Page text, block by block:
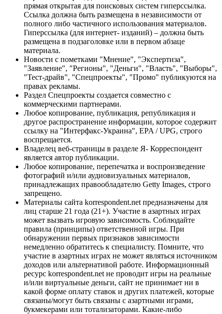
прямая открытая для поисковых систем гиперссылка.
Ссылка должна быть размещена в независимости от
полного либо частичного использования материалов.
Гиперссылка (для интернет- изданий) – должна быть
размещена в подзаголовке или в первом абзаце
материала.
Новости с пометками "Мнение", "Экспертиза",
"Заявление", "Регионы", "Деньги", "Власть", "Выборы",
"Тест-драйв", "Спецпроекты", "Промо" публикуются на
правах рекламы.
Раздел Спецпроекты создается совместно с
коммерческими партнерами.
Любое копирование, публикация, републикация и
другое распространение информации, которое содержит
ссылку на "Интерфакс-Украина", EPA / UPG, строго
воспрещается.
Владелец веб-страницы в разделе Я- Корреспондент
является автор публикации.
Любое копирование, перепечатка и воспроизведение
фотографий и/или аудиовизуальных материалов,
принадлежащих правообладателю Getty Images, строго
запрещено.
Материалы сайта korrespondent.net предназначены для
лиц старше 21 года (21+). Участие в азартных играх
может вызвать игровую зависимость. Соблюдайте
правила (принципы) ответственной игры. При
обнаружении первых признаков зависимости
немедленно обратитесь к специалисту. Помните, что
участие в азартных играх не может являться источником
доходов или альтернативой работе. Информационный
ресурс korrespondent.net не проводит игры на реальные
и/или виртуальные деньги, сайт не принимает ни в
какой форме оплату ставок и других платежей, которые
связаны/могут быть связаны с азартными играми,
букмекерами или тотализаторами. Какие-либо